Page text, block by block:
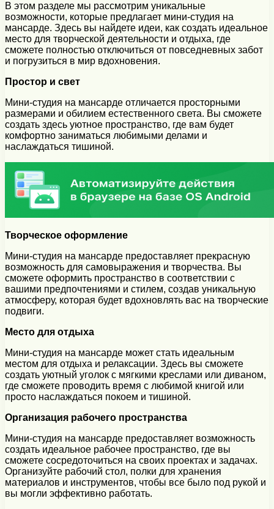
В этом разделе мы рассмотрим уникальные
возможности, которые предлагает мини-студия на
мансарде. Здесь вы найдете идеи, как создать идеальное
место для творческой деятельности и отдыха, где
сможете полностью отключиться от повседневных забот
и погрузиться в мир вдохновения.
Простор и свет
Мини-студия на мансарде отличается просторными
размерами и обилием естественного света. Вы сможете
создать здесь уютное пространство, где вам будет
комфортно заниматься любимыми делами и
наслаждаться тишиной.
Творческое оформление
Мини-студия на мансарде предоставляет прекрасную
возможность для самовыражения и творчества. Вы
сможете оформить пространство в соответствии с
вашими предпочтениями и стилем, создав уникальную
атмосферу, которая будет вдохновлять вас на творческие
подвиги.
Место для отдыха
Мини-студия на мансарде может стать идеальным
местом для отдыха и релаксации. Здесь вы сможете
создать уютный уголок с мягкими креслами или диваном,
где сможете проводить время с любимой книгой или
просто наслаждаться покоем и тишиной.
Организация рабочего пространства
Мини-студия на мансарде предоставляет возможность
создать идеальное рабочее пространство, где вы
сможете сосредоточиться на своих проектах и задачах.
Организуйте рабочий стол, полки для хранения
материалов и инструментов, чтобы все было под рукой и
вы могли эффективно работать.